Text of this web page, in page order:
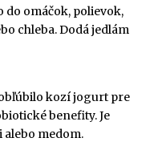
do omáčok, polievok,
chleba. Dodá jedlám
kozí jogurt pre
benefity. Je
medom.